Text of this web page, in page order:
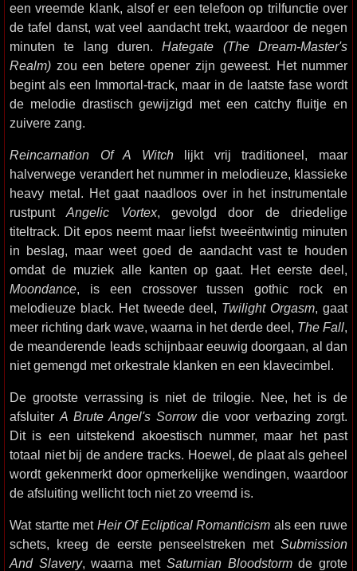
een vreemde klank, alsof er een telefoon op trilfunctie over
de tafel danst, wat veel aandacht trekt, waardoor de negen
minuten te lang duren.Hategate (The Dream-Master's
Realm) zou een betere opener zijn geweest. Het nummer
begint als een Immortal-track, maar in de laatste fase wordt
de melodie drastisch gewijzigd met een catchy fluitje en
zuivere zang.
Reincarnation Of A Witchlijkt vrij traditioneel, maar
halverwege verandert het nummer in melodieuze, klassieke
heavy metal. Het gaat naadloos over in het instrumentale
rustpuntAngelic Vortex, gevolgd door de driedelige
titeltrack. Dit epos neemt maar liefst tweeëntwintig minuten
in beslag, maar weet goed de aandacht vast te houden
omdat de muziek alle kanten op gaat. Het eerste deel,
Moondance, is een crossover tussen gothic rock en
melodieuze black. Het tweede deel, Twilight Orgasm, gaat
meer richting dark wave, waarna in het derde deel, The Fall,
de meanderende leads schijnbaar eeuwig doorgaan, al dan
niet gemengd met orkestrale klanken en een klavecimbel.
De grootste verrassing is niet de trilogie. Nee, het is de
afsluiter A Brute Angel's Sorrowdie voor verbazing zorgt.
Dit is een uitstekend akoestisch nummer, maar het past
totaal niet bij de andere tracks. Hoewel, de plaat als geheel
wordt gekenmerkt door opmerkelijke wendingen, waardoor
de afsluiting wellicht toch niet zo vreemd is.
Wat startte met Heir Of Ecliptical Romanticism als een ruwe
schets, kreeg de eerste penseelstreken met Submission
And Slavery, waarna met Saturnian Bloodstormde grote